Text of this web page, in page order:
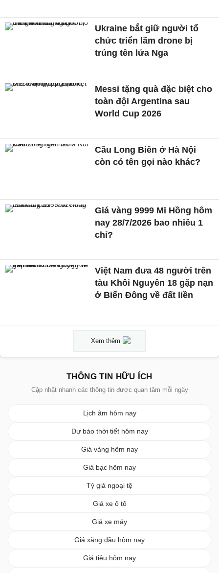
Ukraine bắt giữ người tổ
chức triển lãm drone bị
trúng tên lửa Nga
Messi tặng quà đặc biệt cho
toàn đội Argentina sau
World Cup 2026
Cầu Long Biên ở Hà Nội
còn có tên gọi nào khác?
Giá vàng 9999 Mi Hồng hôm
nay 28/7/2026 bao nhiêu 1
chỉ?
Việt Nam đưa 48 người trên
tàu Khôi Nguyên 18 gặp nạn
ở Biển Đông về đất liền
Xem thêm
THÔNG TIN HỮU ÍCH
Cập nhật nhanh các thông tin được quan tâm mỗi ngày
Lịch âm hôm nay
Dự báo thời tiết hôm nay
Giá vàng hôm nay
Giá bạc hôm nay
Tỷ giá ngoại tệ
Giá xe ô tô
Giá xe máy
Giá xăng dầu hôm nay
Giá tiêu hôm nay